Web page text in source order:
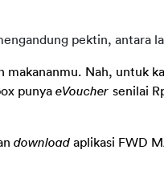
pektin, antara
makananmu. Nah, untuk
punya eVoucher senilai
download aplikasi FWD